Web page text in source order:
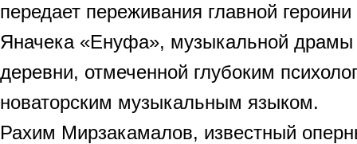
передает переживания главной
Яначека «Енуфа», музыкальной драмы
деревни, отмеченной глубоким
новаторским музыкальным языком.
Рахим Мирзакамалов, известный